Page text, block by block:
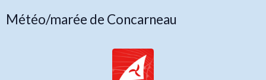
Météo/marée de Concarneau